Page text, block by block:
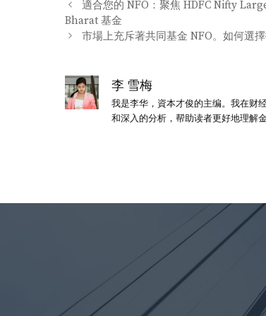
类
適合您的 NFO：聚焦 HDFC Nifty
Bharat 基金
市場上充斥著共同基金 NFO。如何選
李 雪梅
我是李华，資本才俊的主编。我在财
和深入的分析，帮助读者更好地理解金